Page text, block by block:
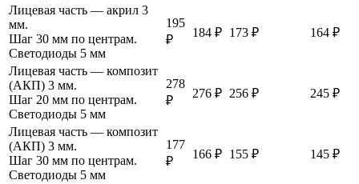
Лицевая часть — акрил 3
мм.
Шаг 30 мм по центрам.
Светодиоды 5 мм
195
₽
184 ₽ 173 ₽ 164 ₽
Лицевая часть — композит
(АКП) 3 мм.
Шаг 20 мм по центрам.
Светодиоды 5 мм
278
₽
276 ₽ 256 ₽ 245 ₽
Лицевая часть — композит
(АКП) 3 мм.
Шаг 30 мм по центрам.
Светодиоды 5 мм
177
₽
166 ₽ 155 ₽ 145 ₽